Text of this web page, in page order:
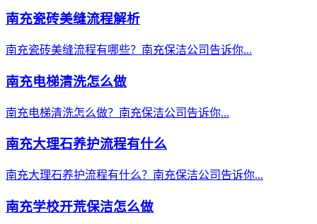
南充瓷砖美缝流程解析
南充瓷砖美缝流程有哪些？南充保洁公司告诉你...
南充电梯清洗怎么做
南充电梯清洗怎么做？南充保洁公司告诉你...
南充大理石养护流程有什么
南充大理石养护流程有什么？南充保洁公司告诉你...
南充学校开荒保洁怎么做